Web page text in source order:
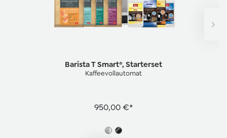
Barista T Smart®, Starterset
Kaffeevollautomat
950,00 €*